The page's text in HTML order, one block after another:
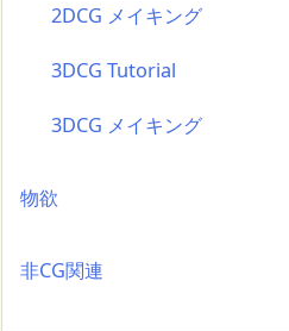
2DCG メイキング
3DCG Tutorial
3DCG メイキング
物欲
非CG関連